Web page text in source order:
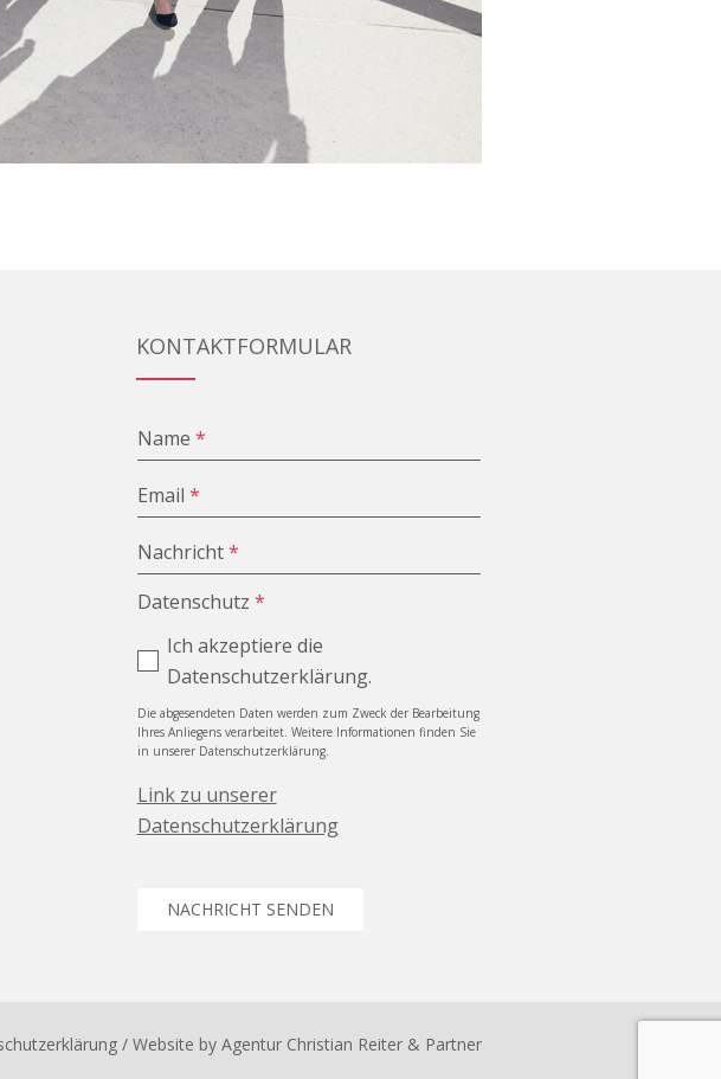
KONTAKTFORMULAR
Name *
Email *
Nachricht*
Datenschutz *
Ich akzeptiere die
Datenschutzerklärung.
Die abgesendeten Daten werden zum Zweck der Bearbeitung
Ihres Anliegens verarbeitet. Weitere Informationen finden Sie
in unserer Datenschutzerklärung.
Link zu unserer
Datenschutzerklärung
NACHRICHT SENDEN
/ Website by Agentur Christian Reiter & Partner